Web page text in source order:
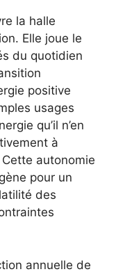
la halle
Elle joue le
du quotidien
positive
usages
qu’il n’en
à
autonomie
pour un
des
annuelle de